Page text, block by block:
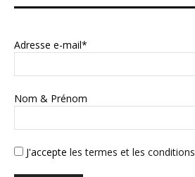
Adresse e-mail*
Nom & Prénom
J'accepte les termes et les conditions